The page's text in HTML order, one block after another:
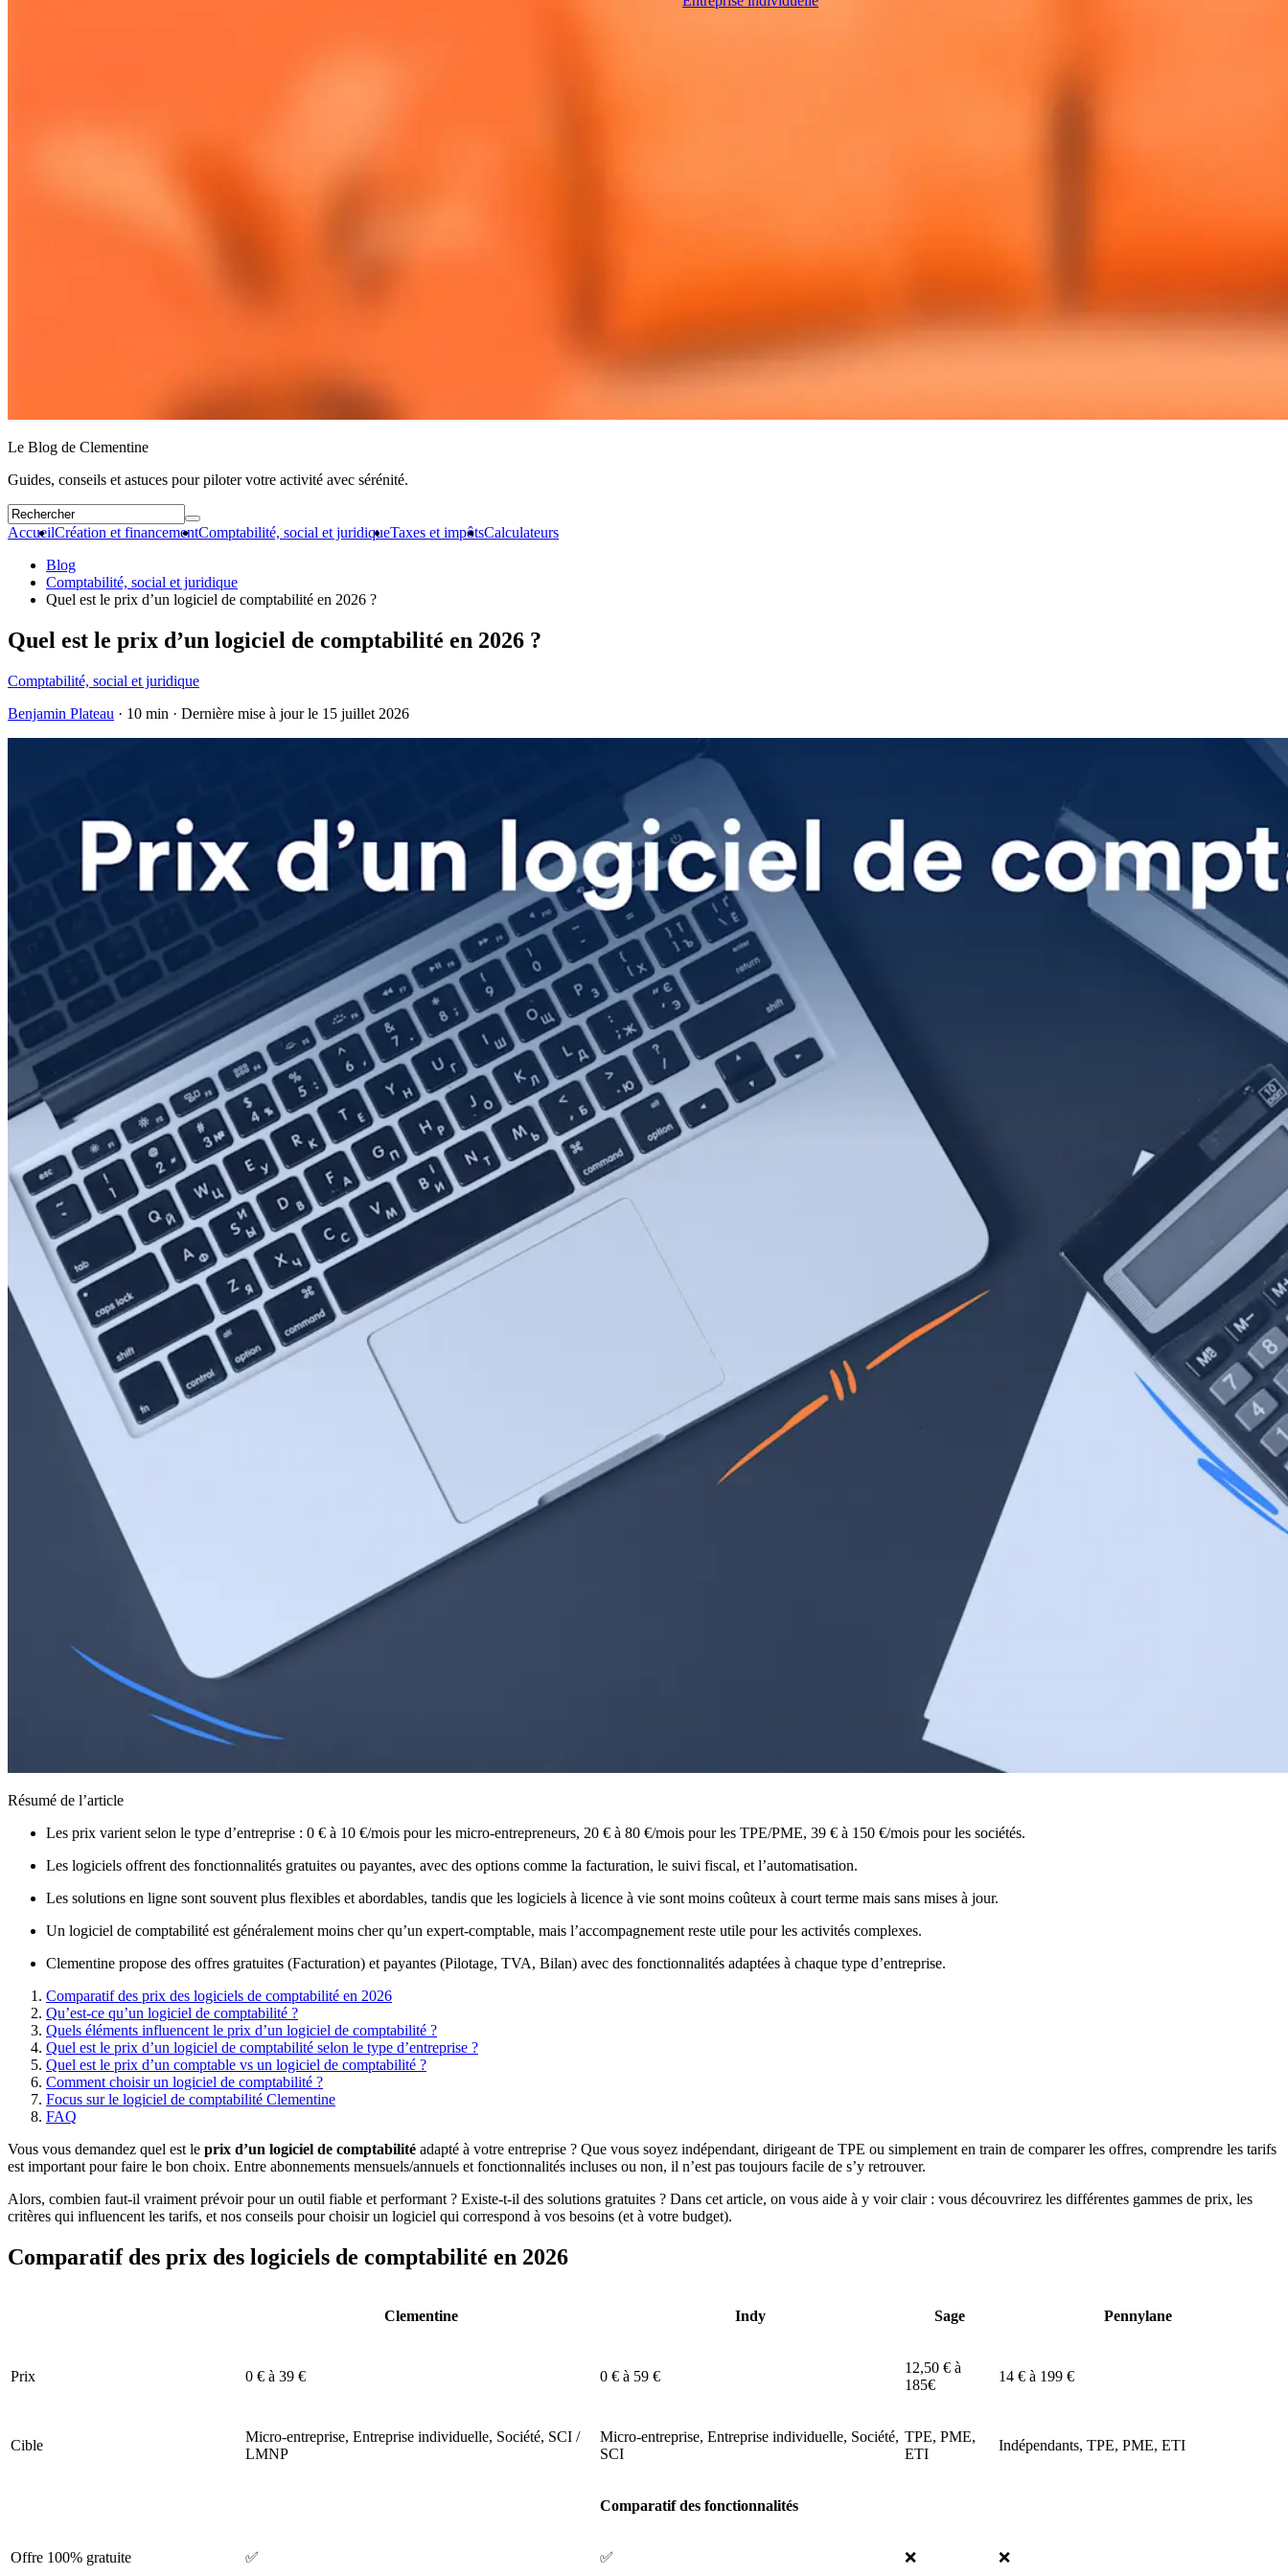
Le Blog de Clementine
Guides, conseils et astuces pour piloter votre activité avec sérénité.
AccueilCréation et financementComptabilité, social et juridiqueTaxes et impôtsCalculateurs
Blog
Comptabilité, social et juridique
Quel est le prix d’un logiciel de comptabilité en 2026 ?
Quel est le prix d’un logiciel de comptabilité en 2026 ?
Comptabilité, social et juridique
Benjamin Plateau · 10 min · Dernière mise à jour le 15 juillet 2026
Résumé de l’article
Les prix varient selon le type d’entreprise : 0 € à 10 €/mois pour les micro-entrepreneurs, 20 € à 80 €/mois pour les TPE/PME, 39 € à 150 €/mois pour les sociétés.
Les logiciels offrent des fonctionnalités gratuites ou payantes, avec des options comme la facturation, le suivi fiscal, et l’automatisation.
Les solutions en ligne sont souvent plus flexibles et abordables, tandis que les logiciels à licence à vie sont moins coûteux à court terme mais sans mises à jour.
Un logiciel de comptabilité est généralement moins cher qu’un expert-comptable, mais l’accompagnement reste utile pour les activités complexes.
Clementine propose des offres gratuites (Facturation) et payantes (Pilotage, TVA, Bilan) avec des fonctionnalités adaptées à chaque type d’entreprise.
Comparatif des prix des logiciels de comptabilité en 2026
Qu’est-ce qu’un logiciel de comptabilité ?
Quels éléments influencent le prix d’un logiciel de comptabilité ?
Quel est le prix d’un logiciel de comptabilité selon le type d’entreprise ?
Quel est le prix d’un comptable vs un logiciel de comptabilité ?
Comment choisir un logiciel de comptabilité ?
Focus sur le logiciel de comptabilité Clementine
FAQ
Vous vous demandez quel est le prix d’un logiciel de comptabilité adapté à votre entreprise ? Que vous soyez indépendant, dirigeant de TPE ou simplement en train de comparer les offres, comprendre les tarifs
est important pour faire le bon choix. Entre abonnements mensuels/annuels et fonctionnalités incluses ou non, il n’est pas toujours facile de s’y retrouver.
Alors, combien faut-il vraiment prévoir pour un outil fiable et performant ? Existe-t-il des solutions gratuites ? Dans cet article, on vous aide à y voir clair : vous découvrirez les différentes gammes de prix, les
critères qui influencent les tarifs, et nos conseils pour choisir un logiciel qui correspond à vos besoins (et à votre budget).
Comparatif des prix des logiciels de comptabilité en 2026
Clementine Indy Sage Pennylane
Prix 0 € à 39 € 0 € à 59 €
12,50 € à
185€
14 € à 199 €
Cible
Micro-entreprise, Entreprise individuelle, Société, SCI /
LMNP
Micro-entreprise, Entreprise individuelle, Société,
SCI
TPE, PME,
ETI
Indépendants, TPE, PME, ETI
Comparatif des fonctionnalités
Offre 100% gratuite ✅ ✅ ❌ ❌